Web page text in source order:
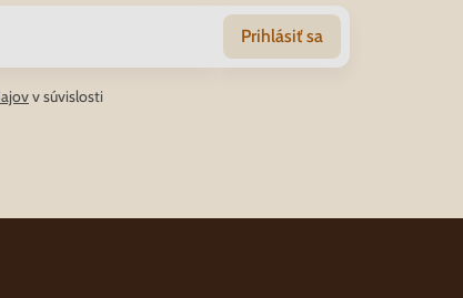
Prihlásiť sa
v súvislosti